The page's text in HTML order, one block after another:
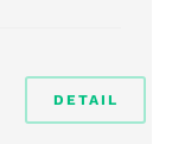
DETAIL